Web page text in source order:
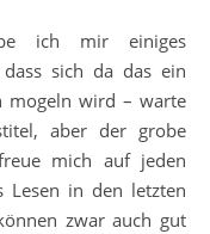
ich mir einiges
sich da das ein
mogeln wird – warte
aber der grobe
mich auf jeden
Lesen in den letzten
zwar auch gut